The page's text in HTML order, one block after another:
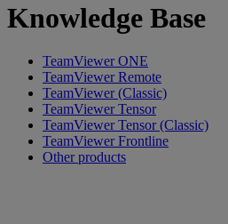
Knowledge Base
TeamViewer ONE
TeamViewer Remote
TeamViewer (Classic)
TeamViewer Tensor
TeamViewer Tensor (Classic)
TeamViewer Frontline
Other products